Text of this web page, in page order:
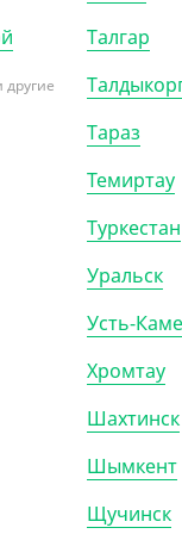
черная ПС (для
Талгар
Тараз
Темиртау
Туркестан
Уральск
Усть-
Хромтау
Шахтинск
Шымкент
Щучинск